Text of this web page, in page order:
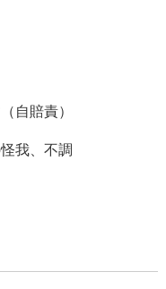
自賠責）
我、不調